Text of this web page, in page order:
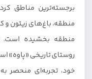
برجسته‌ترین مناطق
منطقه، باغ‌های زیتون و
منطقه بخشیده است.
روستای تاریخی «پاوه»
خود، تجربه‌ای منحصر